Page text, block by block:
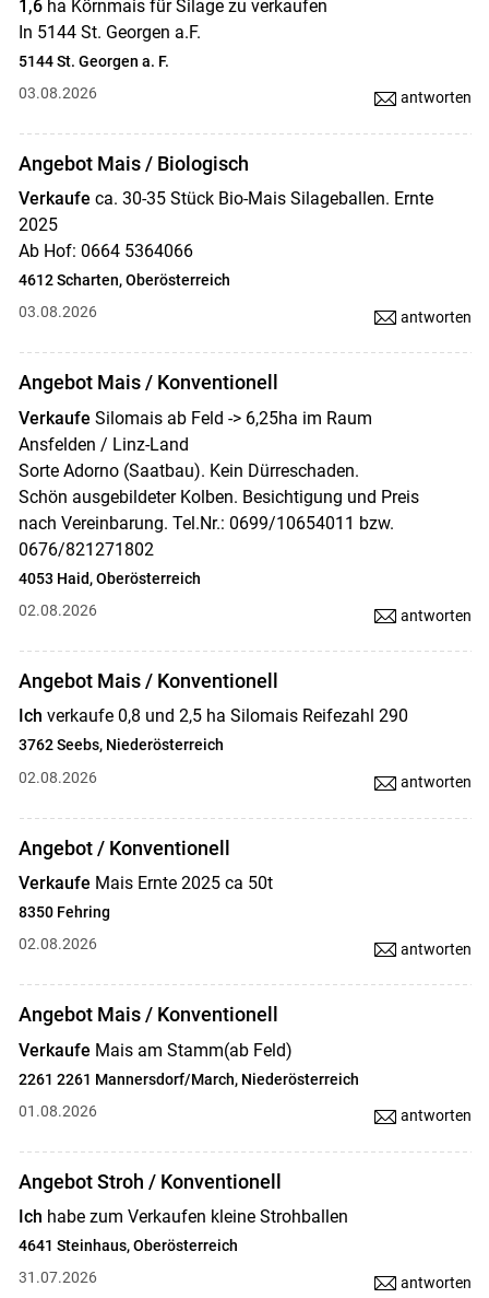
1,6ha Körnmais für Silage zu verkaufen
In 5144 St. Georgen a.F.
5144 St. Georgen a. F.
03.08.2026
antworten
Angebot Mais / Biologisch
Verkaufe ca. 30-35 Stück Bio-Mais Silageballen. Ernte
2025
Ab Hof: 0664 5364066
4612 Scharten, Oberösterreich
03.08.2026
antworten
Angebot Mais / Konventionell
Verkaufe Silomais ab Feld -> 6,25ha im Raum
Ansfelden / Linz-Land
Sorte Adorno (Saatbau). Kein Dürreschaden.
Schön ausgebildeter Kolben. Besichtigung und Preis
nach Vereinbarung. Tel.Nr.: 0699/10654011 bzw.
0676/821271802
4053 Haid, Oberösterreich
02.08.2026
antworten
Angebot Mais / Konventionell
Ich verkaufe 0,8 und 2,5 ha Silomais Reifezahl 290
3762 Seebs, Niederösterreich
02.08.2026
antworten
Angebot / Konventionell
Verkaufe Mais Ernte 2025 ca 50t
8350 Fehring
02.08.2026
antworten
Angebot Mais / Konventionell
Verkaufe Mais am Stamm(ab Feld)
2261 2261 Mannersdorf/March, Niederösterreich
01.08.2026
antworten
Angebot Stroh / Konventionell
Ich habe zum Verkaufen kleine Strohballen
4641 Steinhaus, Oberösterreich
31.07.2026
antworten